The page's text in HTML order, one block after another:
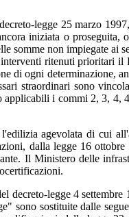
legge 25 marzo
iniziata o proseguita,
somme non impiegate ai
ritenuti prioritari il
ogni determinazione,
straordinari sono
applicabili i commi 2, 3, 4,
agevolata di cui
dalla legge 16
Il Ministero delle
decreto-legge 4
sono sostituite dalle